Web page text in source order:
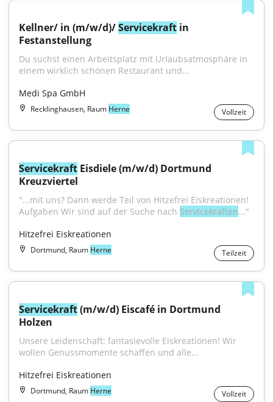
Kellner/ in (m/w/d)/ Servicekraft in
Festanstellung
Du suchst einen Arbeitsplatz mit Urlaubsatmosphäre in
einem wirklich schönen Restaurant und...
Medi Spa GmbH
Recklinghausen, Raum Herne Vollzeit
Servicekraft Eisdiele (m/w/d) Dortmund
Kreuzviertel
"...mit uns? Dann werde Teil von Hitzefrei Eiskreationen!
Aufgaben Wir sind auf der Suche nach Servicekräften..."
Hitzefrei Eiskreationen
Dortmund, Raum Herne Teilzeit
Servicekraft (m/w/d) Eiscafé in Dortmund
Holzen
Unsere Leidenschaft: fantasievolle Eiskreationen! Wir
wollen Genussmomente schaffen und alle...
Hitzefrei Eiskreationen
Dortmund, Raum Herne Vollzeit